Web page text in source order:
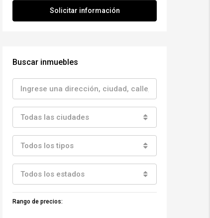
Solicitar información
Buscar inmuebles
Todas las ciudades
Todos los tipos
Todos los estados
Rango de precios: